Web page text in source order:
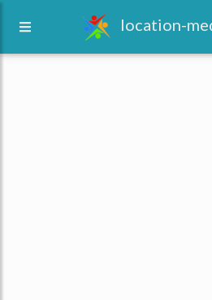
location-